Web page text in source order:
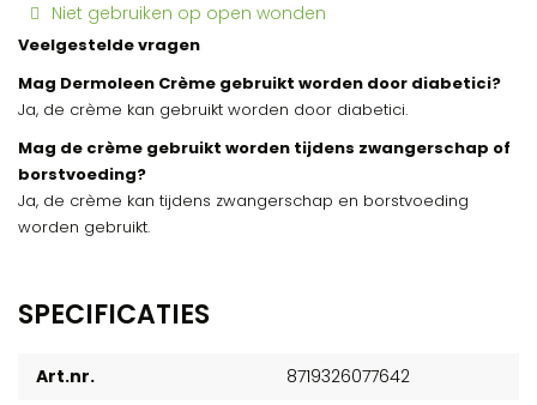
Niet gebruiken op open wonden
Veelgestelde vragen
Mag Dermoleen Crème gebruikt worden door diabetici?
Ja, de crème kan gebruikt worden door diabetici.
Mag de crème gebruikt worden tijdens zwangerschap of
borstvoeding?
Ja, de crème kan tijdens zwangerschap en borstvoeding
worden gebruikt.
SPECIFICATIES
Art.nr. 8719326077642